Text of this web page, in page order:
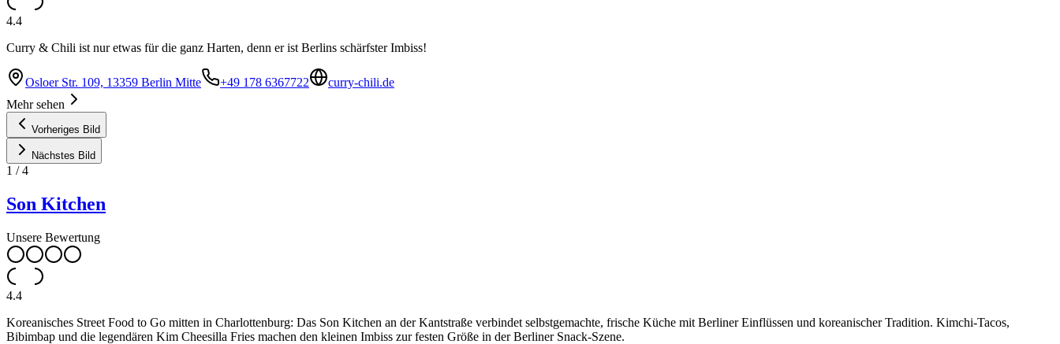
4.4
Curry & Chili ist nur etwas für die ganz Harten, denn er ist Berlins schärfster Imbiss!
Osloer Str. 109, 13359 Berlin Mitte +49 178 6367722
curry-chili.de
Mehr sehen
Vorheriges Bild
Nächstes Bild
1 /4
Son Kitchen
Unsere Bewertung
4.4
Koreanisches Street Food to Go mitten in Charlottenburg: Das Son Kitchen an der Kantstraße verbindet selbstgemachte, frische Küche mit Berliner Einflüssen und koreanischer Tradition. Kimchi-Tacos,
Bibimbap und die legendären Kim Cheesilla Fries machen den kleinen Imbiss zur festen Größe in der Berliner Snack-Szene.